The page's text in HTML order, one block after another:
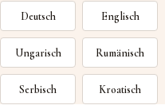
Deutsch Englisch
Ungarisch Rumänisch
Serbisch Kroatisch